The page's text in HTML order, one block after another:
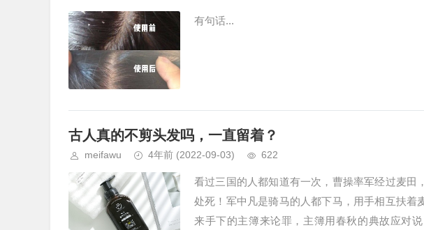
有句话...
古人真的不剪头发吗，一直留着？
meifawu 4年前 (2022-09-03) 622
看过三国的人都知道有一次，曹操率军经过麦田
处死！军中凡是骑马的人都下马，用手相互扶着
来手下的主簿来论罪，主簿用春秋的典故应对